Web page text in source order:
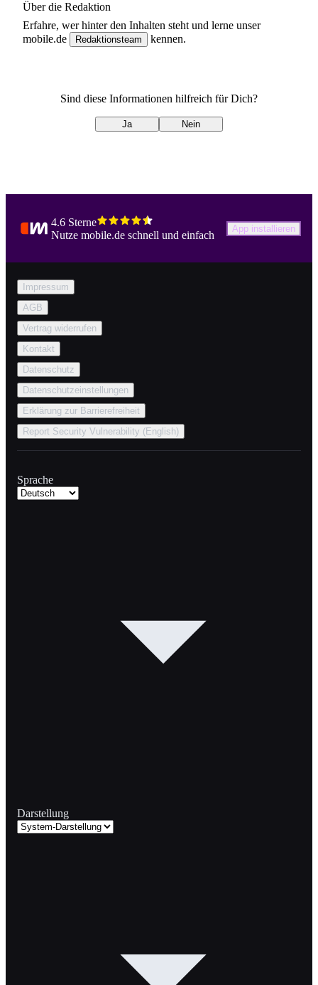
Über die Redaktion
Erfahre, werhinter den Inhalten steht und lerne unser
mobile.de
Redaktionsteam kennen.
Sind diese Informationen hilfreich für Dich?
Ja Nein
4.6 Sterne
Nutze mobile.de schnell und einfach
App installieren
Impressum
AGB
Vertrag widerrufen
Kontakt
Datenschutz
Datenschutzeinstellungen
Erklärung zur Barrierefreiheit
Report Security Vulnerability (English)
Sprache
Darstellung